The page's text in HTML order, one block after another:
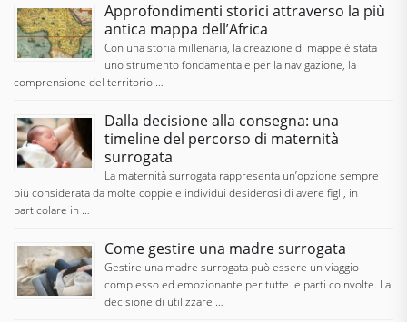
Approfondimenti storici attraverso la più
antica mappa dell’Africa
Con una storia millenaria, la creazione di mappe è stata
uno strumento fondamentale per la navigazione, la
comprensione del territorio …
Dalla decisione alla consegna: una
timeline del percorso di maternità
surrogata
La maternità surrogata rappresenta un’opzione sempre
più considerata da molte coppie e individui desiderosi di avere figli, in
particolare in …
Come gestire una madre surrogata
Gestire una madre surrogata può essere un viaggio
complesso ed emozionante per tutte le parti coinvolte. La
decisione di utilizzare …